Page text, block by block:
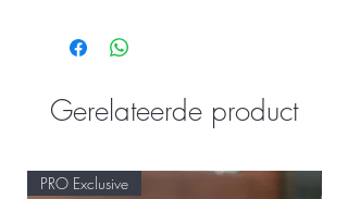
Gerelateerde product
PRO Exclusive